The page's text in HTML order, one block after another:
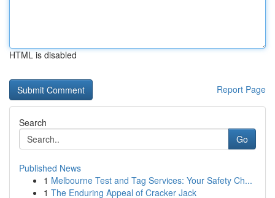
HTML is disabled
Report Page
Search
Go
Published News
1 Melbourne Test and Tag Services: Your Safety Ch...
1 The Enduring Appeal of Cracker Jack